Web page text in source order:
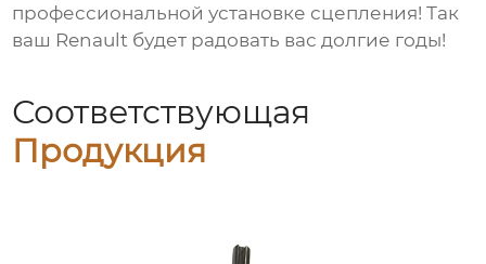
профессиональной установке сцепления! Так
ваш Renault будет радовать вас долгие годы!
Соответствующая
Продукция